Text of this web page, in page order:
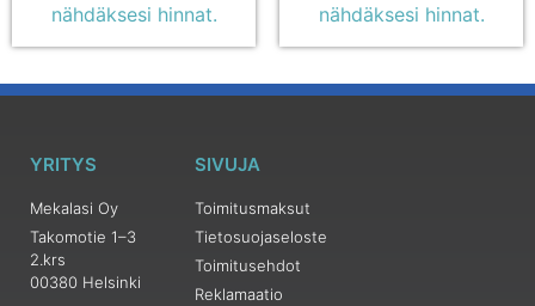
nähdäksesi hinnat.
nähdäksesi hinnat.
YRITYS
Mekalasi Oy
Takomotie 1–3
2.krs
00380 Helsinki
SIVUJA
Toimitusmaksut
Tietosuojaseloste
Toimitusehdot
Reklamaatio